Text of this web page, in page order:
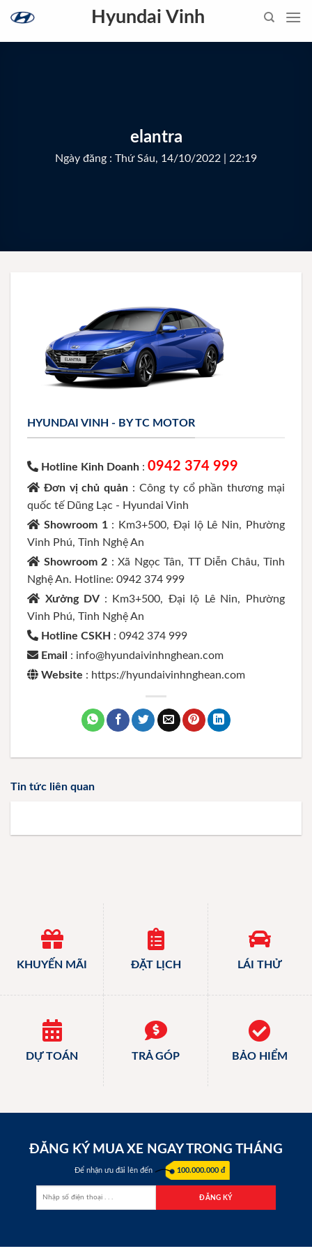
content
Hyundai Vinh
elantra
Ngày đăng : Thứ Sáu, 14/10/2022 | 22:19
HYUNDAI VINH - BY TC MOTOR
Hotline Kinh Doanh : 0942 374 999
Đơn vị chủ quản : Công ty cổ phần thương mại
quốc tế Dũng Lạc - Hyundai Vinh
Showroom 1 : Km3+500, Đại lộ Lê Nin, Phường
Vinh Phú, Tỉnh Nghệ An
Showroom 2 : Xã Ngọc Tân, TT Diễn Châu, Tỉnh
Nghệ An. Hotline: 0942 374 999
Xưởng DV : Km3+500, Đại lộ Lê Nin, Phường
Vinh Phú, Tỉnh Nghệ An
Hotline CSKH : 0942 374 999
Email : info@hyundaivinhnghean.com
Website : https://hyundaivinhnghean.com
Tin tức liên quan
KHUYẾN MÃI ĐẶT LỊCH LÁI THỬ
DỰ TOÁN TRẢ GÓP BẢO HIỂM
ĐĂNG KÝ MUA XE NGAY TRONG THÁNG
Để nhận ưu đãi lên đến 100.000.000 đ